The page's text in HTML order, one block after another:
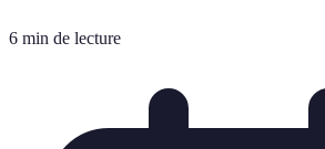
6 min de lecture